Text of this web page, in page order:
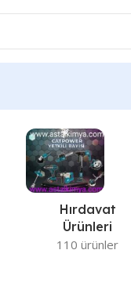
Hırdavat
Ürünleri
110 ürünler